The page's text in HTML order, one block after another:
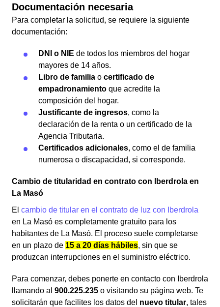
Documentación necesaria
Para completar la solicitud, se requiere la siguiente
documentación:
DNI o NIE de todos los miembros del hogar
mayores de 14 años.
Libro de familia o certificado de
empadronamiento que acredite la
composición del hogar.
Justificante de ingresos, como la
declaración de la renta o un certificado de la
Agencia Tributaria.
Certificados adicionales, como el de familia
numerosa o discapacidad, si corresponde.
Cambio de titularidad en contrato con Iberdrola en
La Masó
El cambio de titular en el contrato de luz con Iberdrola
en La Masó es completamente gratuito para los
habitantes de La Masó. El proceso suele completarse
en un plazo de 15 a 20 días hábiles, sin que se
produzcan interrupciones en el suministro eléctrico.
Para comenzar, debes ponerte en contacto con Iberdrola
llamando al 900.225.235 o visitando su página web. Te
solicitarán que facilites los datos del nuevo titular, tales